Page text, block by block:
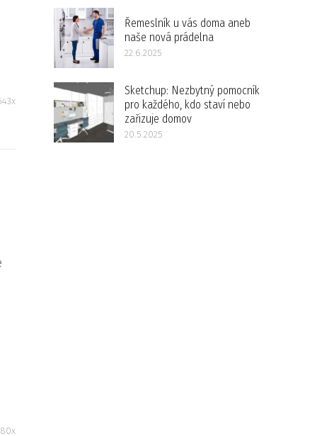
Řemeslník u vás doma aneb
naše nová prádelna
22.6.2025
Sketchup: Nezbytný pomocník
pro každého, kdo staví nebo
zařizuje domov
20.5.2025